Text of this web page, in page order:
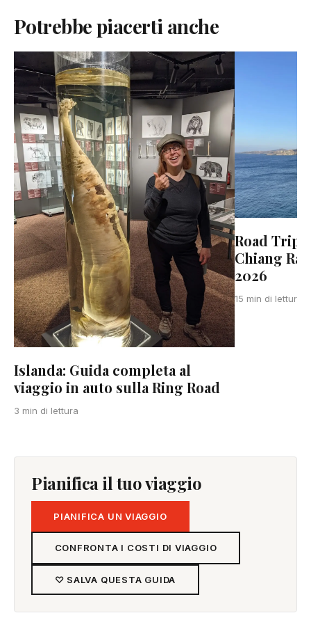
Potrebbe piacerti anche
Islanda: Guida completa al
viaggio in auto sulla Ring Road
3 min di lettura
Road Trip
Chiang
2026
15 min di lettura
Pianifica il tuo viaggio
PIANIFICA UN VIAGGIO
CONFRONTA I COSTI DI VIAGGIO
♡ SALVA QUESTA GUIDA